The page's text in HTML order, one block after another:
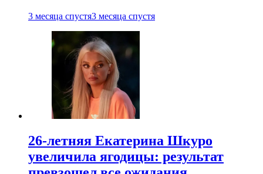
3 месяца спустя3 месяца спустя
26-летняя Екатерина Шкуро
увеличила ягодицы: результат